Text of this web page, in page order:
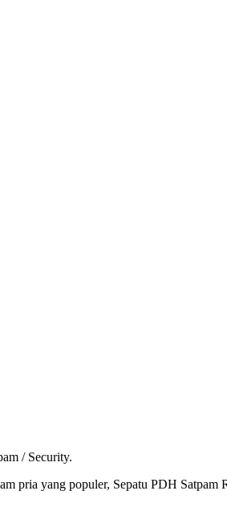
/ Security.
pria yang populer, Sepatu PDH